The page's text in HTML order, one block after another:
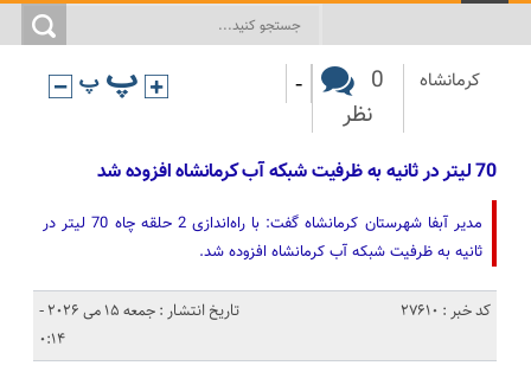
کرمانشاه
0
نظر
-
70 لیتر در ثانیه به ظرفیت شبکه آب کرمانشاه افزوده شد
مدیر آبفا شهرستان کرمانشاه گفت: با راه‌اندازی 2 حلقه چاه 70 لیتر در
ثانیه به ظرفیت شبکه آب کرمانشاه افزوده شد.
کد خبر : 27610
تاریخ انتشار : جمعه 15 می 2026 -
0:14